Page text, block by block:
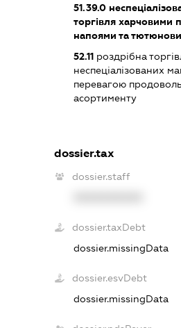
51.39.0
торгівля харчовими
напоями та
52.11роздрібна
неспеціалізованих
перевагою
асортименту
dossier.tax
dossier.staff
dossier.taxDebt
dossier.missingData
dossier.esvDebt
dossier.missingData